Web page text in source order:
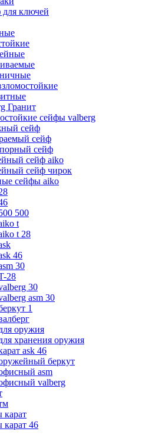
ключей
Гранит
сейфы valberg
сейф
сейф
сейф
сейф aiko
сейф чирок
сейфы aiko
500
t
t 28
46
30
28
30
asm 30
1
оружия
хранения оружия
ask 46
беркут
asm
valberg
карат
карат 46